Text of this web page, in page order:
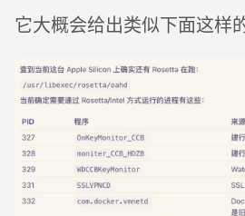
它大概会给出类似下面这样